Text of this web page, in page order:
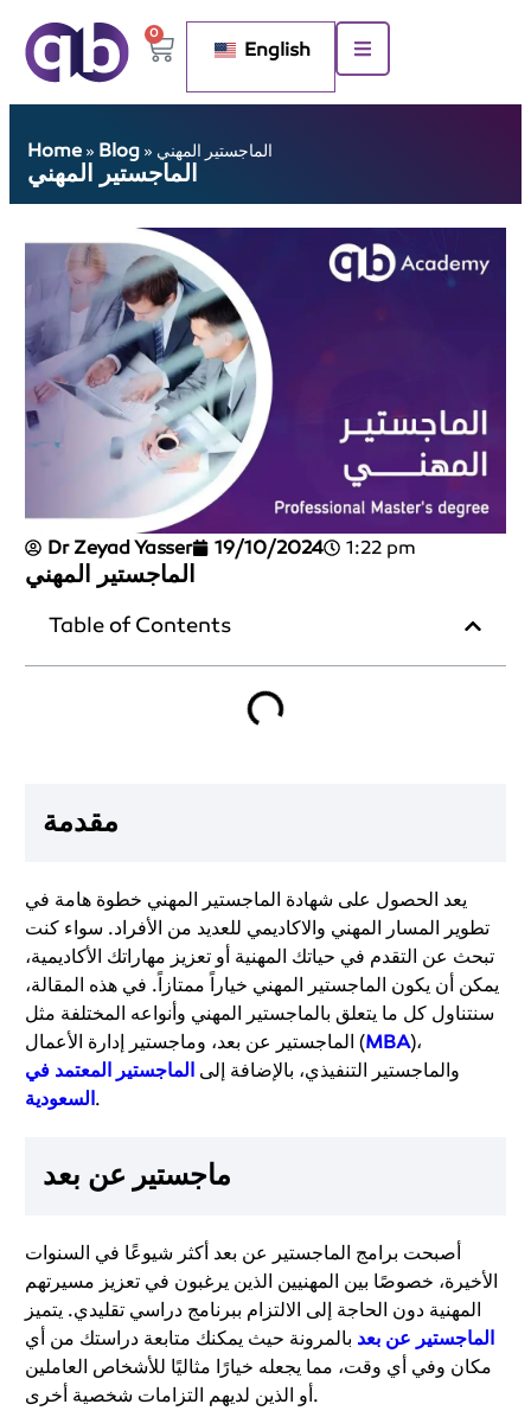
0
English
Home » Blog » الماجستير المهني
الماجستير المهني
Dr Zeyad Yasser 19/10/2024 1:22 pm
الماجستير المهني
Table of Contents
مقدمة
يعد الحصول على شهادة الماجستير المهني خطوة هامة في
تطوير المسار المهني والاكاديمي للعديد من الأفراد. سواء كنت
تبحث عن التقدم في حياتك المهنية أو تعزيز مهاراتك الأكاديمية،
يمكن أن يكون الماجستير المهني خياراً ممتازاً. في هذه المقالة،
سنتناول كل ما يتعلق بالماجستير المهني وأنواعه المختلفة مثل
الماجستير عن بعد، وماجستير إدارة الأعمال (MBA)،
والماجستير التنفيذي، بالإضافة إلى الماجستير المعتمد في
السعودية .
ماجستير عن بعد
أصبحت برامج الماجستير عن بعد أكثر شيوعًا في السنوات
الأخيرة، خصوصًا بين المهنيين الذين يرغبون في تعزيز مسيرتهم
المهنية دون الحاجة إلى الالتزام ببرنامج دراسي تقليدي. يتميز
الماجستير عن بعد بالمرونة حيث يمكنك متابعة دراستك من أي
مكان وفي أي وقت، مما يجعله خيارًا مثاليًا للأشخاص العاملين
أو الذين لديهم التزامات شخصية أخرى.